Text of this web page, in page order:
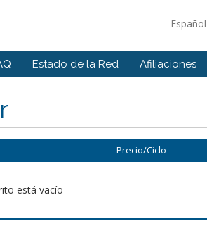
Español
Estado de la Red Afiliaciones
Precio/Ciclo
está vacío